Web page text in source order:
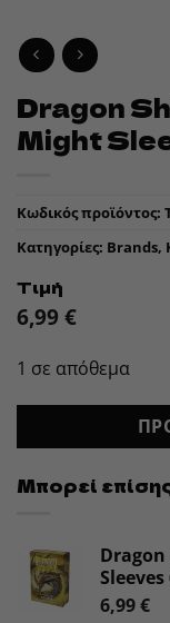
Dragon
Might
Κωδικός προϊόντος:
Κατηγορίες: Brands,
Τιμή
6,99 €
1 σε απόθεμα
Μπορεί
6,99€